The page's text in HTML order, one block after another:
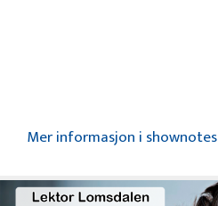
Mer informasjon i shownotes